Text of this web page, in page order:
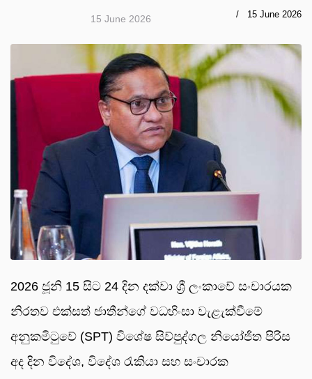
15 June 2026 15 June 2026
2026 ජූනි 15 සිට 24 දින දක්වා ශ්‍රී ලංකාවේ සංචාරයක
නිරතව එක්සත් ජාතීන්ගේ වධහිංසා වැළැක්වීමේ
අනුකමිටුවේ (SPT) විශේෂ සිව්පුද්ගල නියෝජිත පිරිස
අද දින විදේශ, විදේශ රැකියා සහ සංචාරක